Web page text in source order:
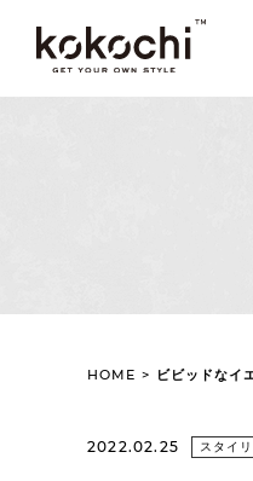
HOME > ビビッドなイ
2022.02.25 スタイ